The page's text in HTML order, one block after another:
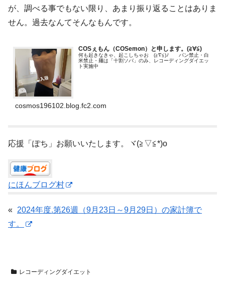
が、調べる事でもない限り、あまり振り返ることはありま
せん。過去なんてそんなもんです。
COSぇもん（COSemon）と申します。(≧∀≦)ゞ
何も起きなきゃ、起こしちゃお (≧∇≦)ﾉ パン禁止・白
米禁止・麺は「十割ソバ」のみ、レコーディングダイエッ
ト実施中
cosmos196102.blog.fc2.com
応援「ぽち」お願いいたします。ヾ(≧▽≦*)o
にほんブログ村
«
2024年度.第26週（9月23日～9月29日）の家計簿で
す。
レコーディングダイエット